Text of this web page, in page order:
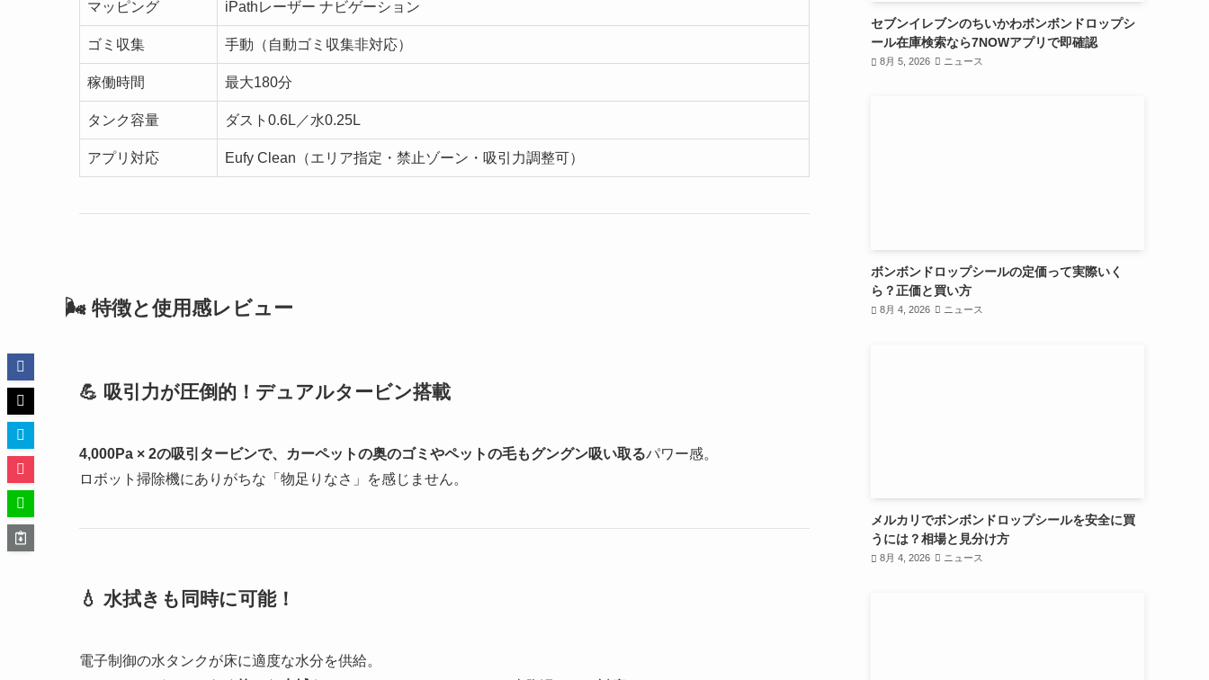
マッピング iPathレーザー ナビゲーション
ゴミ収集 手動（自動ゴミ収集非対応）
稼働時間 最大180分
タンク容量 ダスト0.6L／水0.25L
アプリ対応 Eufy Clean（エリア指定・禁止ゾーン・吸引力調整可）
🌬 特徴と使用感レビュー
💪 吸引力が圧倒的！デュアルタービン搭載
4,000Pa × 2の吸引タービンで、カーペットの奥のゴミやペットの毛もグングン吸い取るパワー感。
ロボット掃除機にありがちな「物足りなさ」を感じません。
💧 水拭きも同時に可能！
電子制御の水タンクが床に適度な水分を供給。
セブンイレブンのちいかわボンボンドロップシ
ール在庫検索なら7NOWアプリで即確認
8月 5, 2026 ニュース
ボンボンドロップシールの定価って実際いく
ら？正価と買い方
8月 4, 2026 ニュース
メルカリでボンボンドロップシールを安全に買
うには？相場と見分け方
8月 4, 2026 ニュース